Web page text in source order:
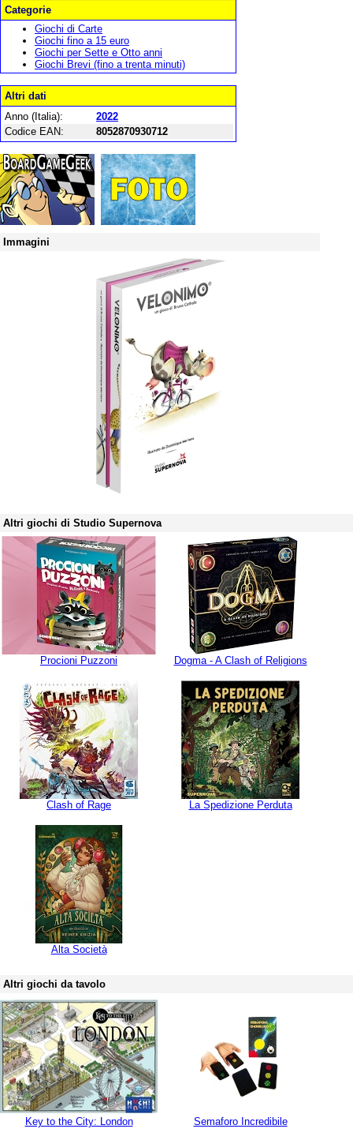
Categorie
Giochi di Carte
Giochi fino a 15 euro
Giochi per Sette e Otto anni
Giochi Brevi (fino a trenta minuti)
Altri dati
Anno (Italia):
2022
Codice EAN:
8052870930712
Immagini
Altri giochi di Studio Supernova
Procioni Puzzoni Dogma - A Clash of Religions
Clash of Rage La Spedizione Perduta
Alta Società
Altri giochi da tavolo
Key to the City: London Semaforo Incredibile